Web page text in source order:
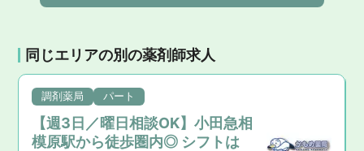
同じエリアの別の薬剤師求人
調剤薬局 パート
【週3日／曜日相談OK】小田急相
模原駅から徒歩圏内◎ シフトは